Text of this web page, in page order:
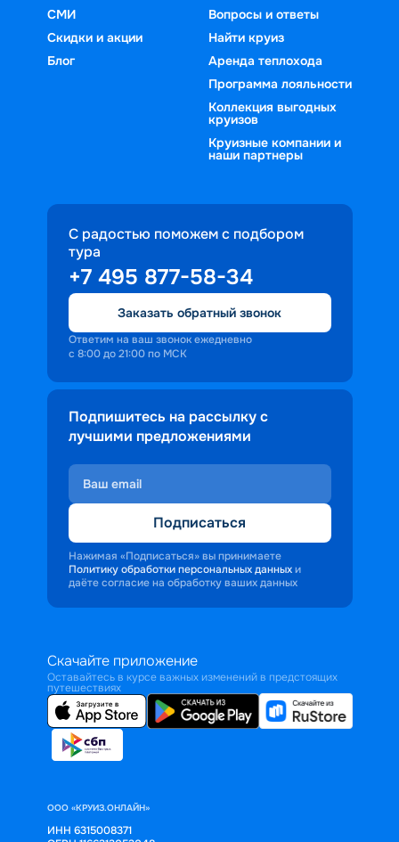
СМИ
Скидки и акции
Блог
Вопросы и ответы
Найти круиз
Аренда теплохода
Программа лояльности
Коллекция выгодных
круизов
Круизные компании и
наши партнеры
С радостью поможем с подбором
тура
+7 495 877-58-34
Заказать обратный звонок
Ответим на ваш звонок ежедневно
с 8:00 до 21:00 по МСК
Подпишитесь на рассылку с
лучшими предложениями
Подписаться
Нажимая «Подписаться» вы принимаете
Политику обработки персональных данных и
даёте согласие на обработку ваших данных
Скачайте приложение
Оставайтесь в курсе важных изменений в предстоящих
путешествиях
ООО «КРУИЗ.ОНЛАЙН»
ИНН 6315008371